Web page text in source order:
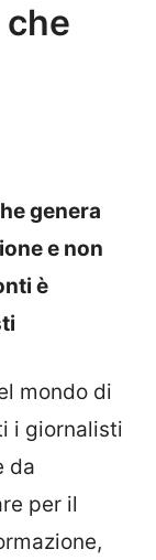
genera
e non
è
mondo di
i giornalisti
da
per il